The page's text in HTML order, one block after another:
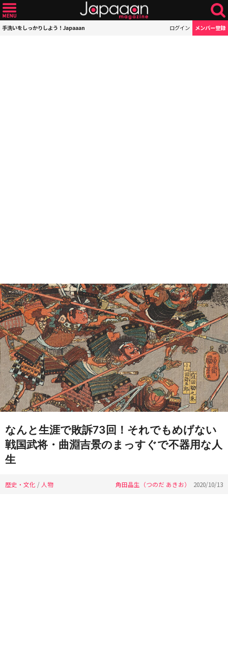
手洗いをしっかりしよう！Japaaan ログイン メンバー登録
なんと生涯で敗訴73回！それでもめげない
戦国武将・曲淵吉景のまっすぐで不器用な人
生
歴史・文化 / 人物 角田晶生（つのだ あきお） 2020/10/13